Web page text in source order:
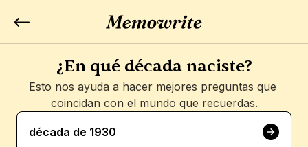
¿En qué década naciste?
Esto nos ayuda a hacer mejores preguntas que
coincidan con el mundo que recuerdas.
década de 1930